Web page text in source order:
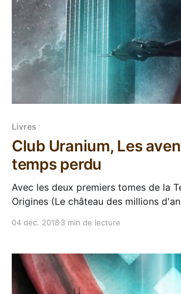
Livres
Club Uranium, Les
temps perdu
Avec les deux premiers tomes de la
Origines (Le château des millions
plongés au cœur de la seconde
secrète, de complots et d&
04 déc. 2018 3 min de lecture